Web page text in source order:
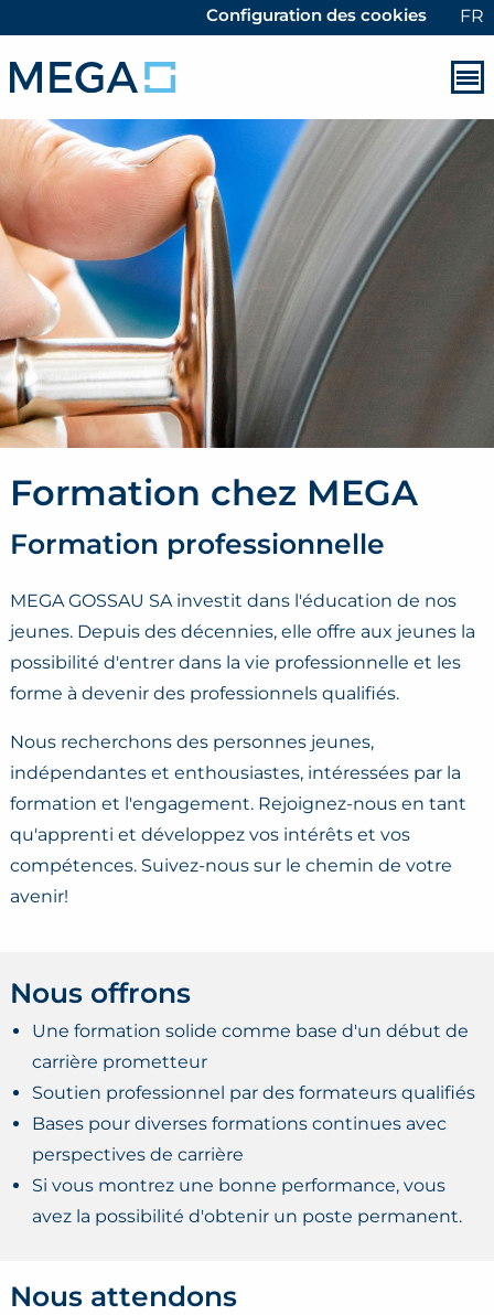
Configuration des cookies FR
Formation chez MEGA
Formation professionnelle
MEGA GOSSAU SA investit dans l'éducation de nos
jeunes. Depuis des décennies, elle offre aux jeunes la
possibilité d'entrer dans la vie professionnelle et les
forme à devenir des professionnels qualifiés.
Nous recherchons des personnes jeunes,
indépendantes et enthousiastes, intéressées par la
formation et l'engagement. Rejoignez-nous en tant
qu'apprenti et développez vos intérêts et vos
compétences. Suivez-nous sur le chemin de votre
avenir!
Nous offrons
Une formation solide comme base d'un début de
carrière prometteur
Soutien professionnel par des formateurs qualifiés
Bases pour diverses formations continues avec
perspectives de carrière
Si vous montrez une bonne performance, vous
avez la possibilité d'obtenir un poste permanent.
Nous attendons